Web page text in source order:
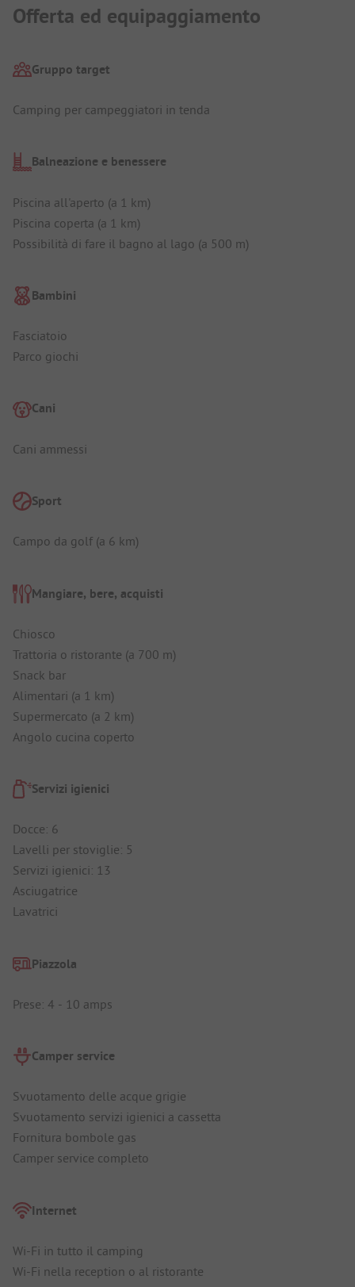
Offerta ed equipaggiamento
Gruppo target
Camping per campeggiatori in tenda
Balneazione e benessere
Piscina all'aperto (a 1 km)
Piscina coperta (a 1 km)
Possibilità di fare il bagno al lago (a 500 m)
Bambini
Fasciatoio
Parco giochi
Cani
Cani ammessi
Sport
Campo da golf (a 6 km)
Mangiare, bere, acquisti
Chiosco
Trattoria o ristorante (a 700 m)
Snack bar
Alimentari (a 1 km)
Supermercato (a 2 km)
Angolo cucina coperto
Servizi igienici
Docce: 6
Lavelli per stoviglie: 5
Servizi igienici: 13
Asciugatrice
Lavatrici
Piazzola
Prese: 4 - 10 amps
Camper service
Svuotamento delle acque grigie
Svuotamento servizi igienici a cassetta
Fornitura bombole gas
Camper service completo
Internet
Wi-Fi in tutto il camping
Wi-Fi nella reception o al ristorante